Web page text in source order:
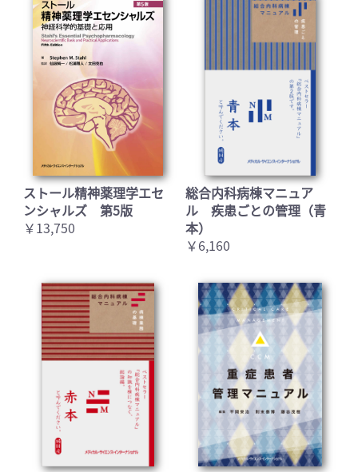
お買い物を続ける カートへ進む
ストール精神薬理学エセ
ンシャルズ 第5版
￥13,750
総合内科病棟マニュア
ル 疾患ごとの管理（青
本）
￥6,160